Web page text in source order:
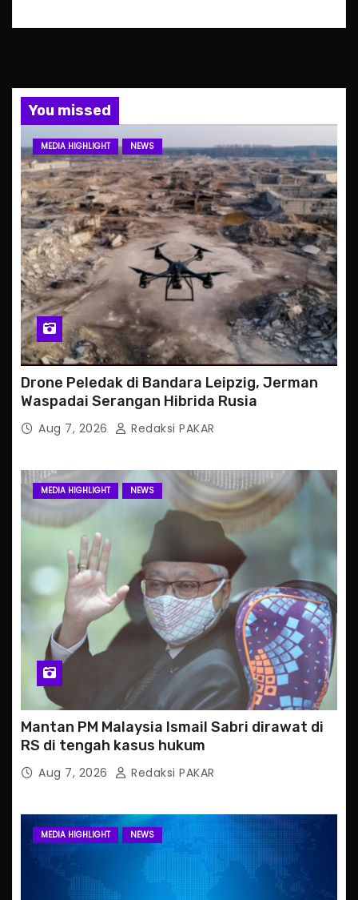
You missed
MEDIA HIGHLIGHT NEWS
Drone Peledak di Bandara Leipzig, Jerman
Waspadai Serangan Hibrida Rusia
Aug 7, 2026 Redaksi PAKAR
MEDIA HIGHLIGHT NEWS
Mantan PM Malaysia Ismail Sabri dirawat di
RS di tengah kasus hukum
Aug 7, 2026 Redaksi PAKAR
MEDIA HIGHLIGHT NEWS